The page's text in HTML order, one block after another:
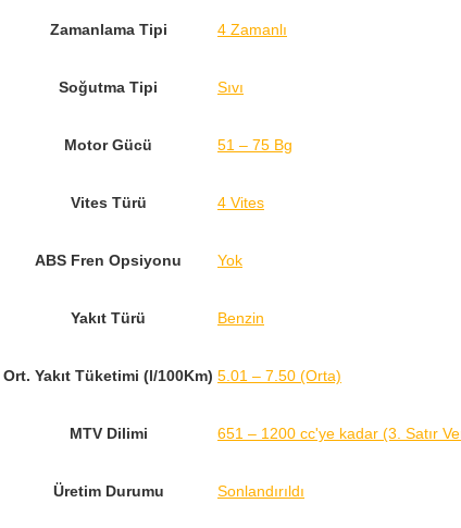
Zamanlama Tipi 4 Zamanlı
Soğutma Tipi Sıvı
Motor Gücü 51 – 75 Bg
Vites Türü 4 Vites
ABS Fren Opsiyonu Yok
Yakıt Türü Benzin
Ort. Yakıt Tüketimi (l/100Km) 5.01 – 7.50 (Orta)
MTV Dilimi 651 – 1200 cc'ye kadar (3. Satır
Üretim Durumu Sonlandırıldı